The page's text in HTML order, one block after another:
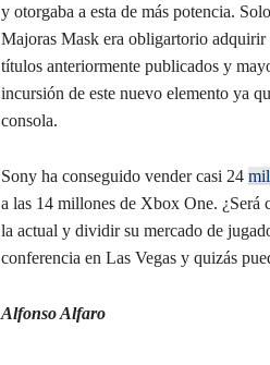
y otorgaba a esta de más potencia.
Majoras Mask era obligartorio
títulos anteriormente publicados y
incursión de este nuevo elemento ya
consola.
Sony ha conseguido vender casi 24
a las 14 millones de Xbox One. ¿Será
la actual y dividir su mercado de
conferencia en Las Vegas y quizás
Alfonso Alfaro